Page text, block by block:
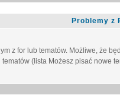
Problemy z
z for lub tematów. Możliwe, że
(lista Możesz pisać nowe